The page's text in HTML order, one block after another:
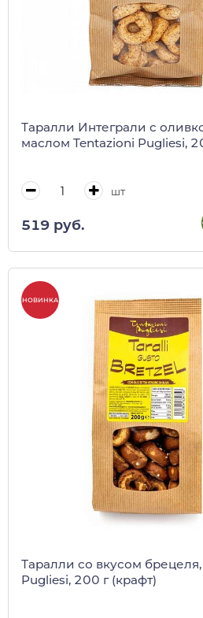
Таралли Интеграли с
маслом Tentazioni Pugliesi,
шт
519 руб.
НОВИНКА
Таралли со вкусом
Pugliesi, 200 г (крафт)